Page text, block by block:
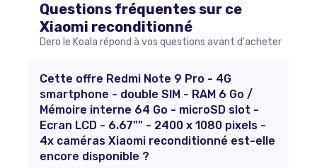
Questions fréquentes sur ce
Xiaomi reconditionné
Dero le Koala répond à vos questions avant d'acheter
Cette offre Redmi Note 9 Pro - 4G
smartphone - double SIM - RAM 6 Go /
Mémoire interne 64 Go - microSD slot -
Ecran LCD - 6.67"" - 2400 x 1080 pixels -
4x caméras Xiaomi reconditionné est-elle
encore disponible ?